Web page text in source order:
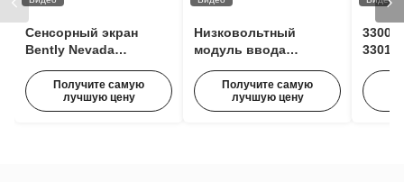
Сенсорный экран
Bently Nevada
расширения
импульсов для
Получите самую
лучшую цену
Низковольтный
модуль ввода
Bently Nevada 125840-
02 3500/15 63 Гц с
Получите самую
лучшую цену
3300